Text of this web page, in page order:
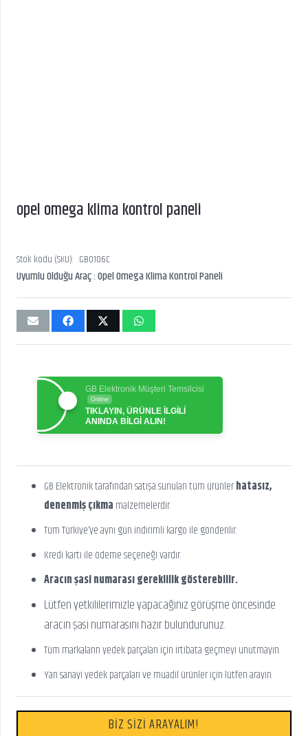
opel omega klima kontrol paneli
Stok kodu (SKU): GB0106C
Uyumlu Olduğu Araç : Opel Omega Klima Kontrol Paneli
GB Elektronik Müşteri Temsilcisi
Online
TIKLAYIN, ÜRÜNLE İLGİLİ
ANINDA BİLGİ ALIN!
GB Elektronik tarafından satışa sunulan tüm ürünlerhatasız,
denenmiş çıkma malzemelerdir.
Tüm Türkiye’ye aynı gün indirimli kargo ile gönderilir.
Kredi kartı ile ödeme seçeneği vardır.
Aracın şasi numarası gereklilik gösterebilir.
Lütfen yetkililerimizle yapacağınız görüşme öncesinde
aracın şasi numarasını hazır bulundurunuz.
Tüm markaların yedek parçaları için irtibata geçmeyi unutmayın.
Yan sanayi yedek parçaları ve muadil ürünler için lütfen arayın.
BİZ SİZİ ARAYALIM!